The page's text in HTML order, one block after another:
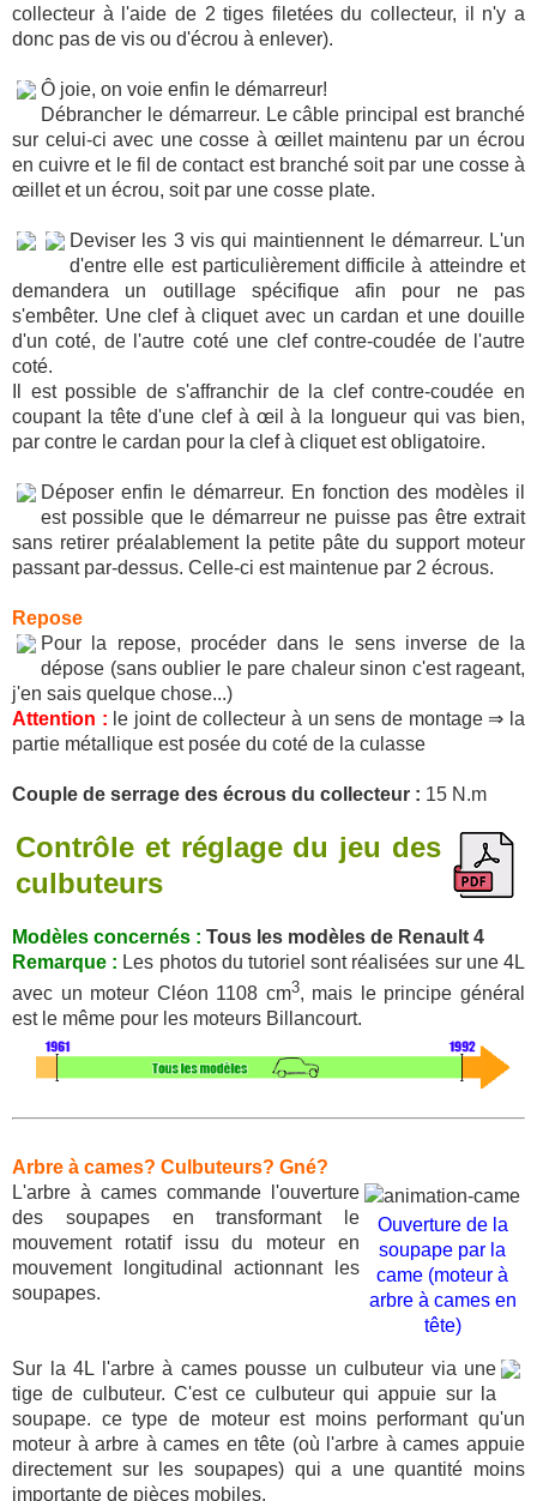
collecteur à l'aide de 2 tiges filetées du collecteur, il n'y a
donc pas de vis ou d'écrou à enlever).
Ô joie, on voie enfin le démarreur!
Débrancher le démarreur. Le câble principal est branché
sur celui-ci avec une cosse à œillet maintenu par un écrou
en cuivre et le fil de contact est branché soit par une cosse à
œillet et un écrou, soit par une cosse plate.
Deviser les 3 vis qui maintiennent le démarreur. L'un
d'entre elle est particulièrement difficile à atteindre et
demandera un outillage spécifique afin pour ne pas
s'embêter. Une clef à cliquet avec un cardan et une douille
d'un coté, de l'autre coté une clef contre-coudée de l'autre
coté.
Il est possible de s'affranchir de la clef contre-coudée en
coupant la tête d'une clef à œil à la longueur qui vas bien,
par contre le cardan pour la clef à cliquet est obligatoire.
Déposer enfin le démarreur. En fonction des modèles il
est possible que le démarreur ne puisse pas être extrait
sans retirer préalablement la petite pâte du support moteur
passant par-dessus. Celle-ci est maintenue par 2 écrous.
Repose
Pour la repose, procéder dans le sens inverse de la
dépose (sans oublier le pare chaleur sinon c'est rageant,
j'en sais quelque chose...)
Attention : le joint de collecteur à un sens de montage ⇒ la
partie métallique est posée du coté de la culasse
Couple de serrage des écrous du collecteur : 15 N.m
Contrôle et réglage du jeu des
culbuteurs
Modèles concernés : Tous les modèles de Renault 4
Remarque : Les photos du tutoriel sont réalisées sur une 4L
avec un moteur Cléon 1108 cm3, mais le principe général
est le même pour les moteurs Billancourt.
Arbre à cames? Culbuteurs? Gné?
Ouverture de la
soupape par la
came (moteur à
arbre à cames en
tête)
L'arbre à cames commande l'ouverture
des soupapes en transformant le
mouvement rotatif issu du moteur en
mouvement longitudinal actionnant les
soupapes.
Sur la 4L l'arbre à cames pousse un culbuteur via une
tige de culbuteur. C'est ce culbuteur qui appuie sur la
soupape. ce type de moteur est moins performant qu'un
moteur à arbre à cames en tête (où l'arbre à cames appuie
directement sur les soupapes) qui a une quantité moins
importante de pièces mobiles.